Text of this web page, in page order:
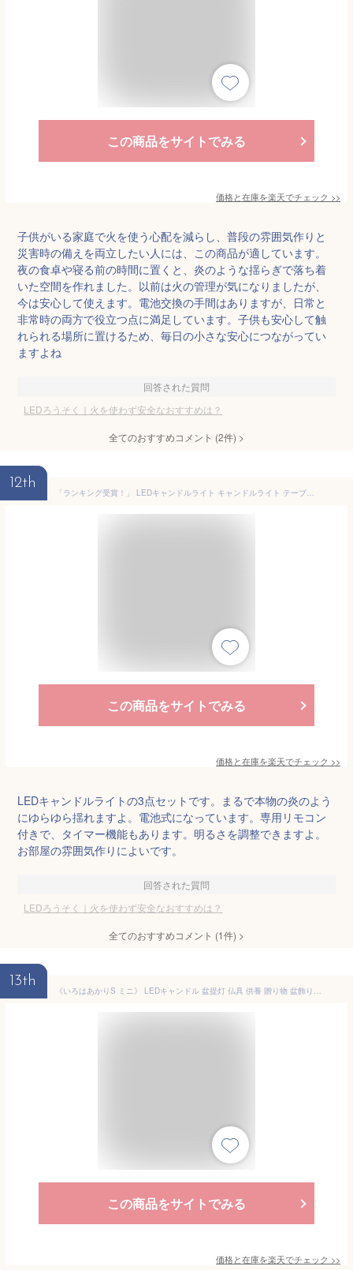
この商品をサイトでみる
価格と在庫を楽天でチェック >>
子供がいる家庭で火を使う心配を減らし、普段の雰囲気作りと
災害時の備えを両立したい人には、この商品が適しています。
夜の食卓や寝る前の時間に置くと、炎のような揺らぎで落ち着
いた空間を作れました。以前は火の管理が気になりましたが、
今は安心して使えます。電池交換の手間はありますが、日常と
非常時の両方で役立つ点に満足しています。子供も安心して触
れられる場所に置けるため、毎日の小さな安心につながってい
ますよね
回答された質問
LEDろうそく｜火を使わず安全なおすすめは？
全てのおすすめコメント (2件) >
12th
「ランキング受賞！」 LEDキャンドルライト キャンドルライト テーブルライト 3点セット ゆらぎ ロウソク 本物の炎のようにゆらめく 火を使わない ゆらゆら揺れる おしゃれ 癒し 安全 省エネ 専用リモコン付き タイマー機能 明るさ調整 電池式 LEDライトキャンドル
この商品をサイトでみる
価格と在庫を楽天でチェック >>
LEDキャンドルライトの3点セットです。まるで本物の炎のよう
にゆらゆら揺れますよ。電池式になっています。専用リモコン
付きで、タイマー機能もあります。明るさを調整できますよ。
お部屋の雰囲気作りによいです。
回答された質問
LEDろうそく｜火を使わず安全なおすすめは？
全てのおすすめコメント (1件) >
13th
《いろはあかりS ミニ》 LEDキャンドル 盆提灯 仏具 供養 贈り物 盆飾り コンパクト 揺れる炎 リアル 本物の蝋 電池式 安全 カメヤマ ろうそく 仏壇 法要 お盆 初盆 御供 ギフト 進物 インテリア 間接照明 お悔やみ 和風 御供 盆提灯
この商品をサイトでみる
価格と在庫を楽天でチェック >>